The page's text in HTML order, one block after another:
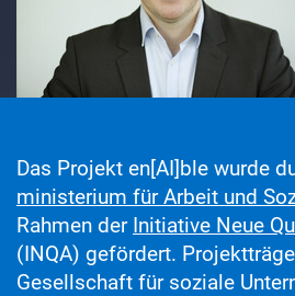
Das Projekt en[AI]ble wurde
ministerium für Arbeit und
Rahmen der Initiative Neue
(INQA) gefördert.
Gesellschaft für soziale